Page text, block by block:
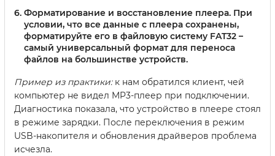
Форматирование и восстановление плеера. При
условии, что все данные с плеера сохранены,
форматируйте его в файловую систему FAT32 –
самый универсальный формат для переноса
файлов на большинстве устройств.
Пример из практики:к нам обратился клиент, чей
компьютер не видел MP3-плеер при подключении.
Диагностика показала, что устройство в плеере стоял
в режиме зарядки. После переключения в режим
USB-накопителя и обновления драйверов проблема
исчезла.